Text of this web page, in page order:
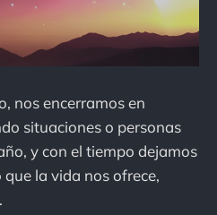
nos encerramos en
situaciones o personas
y con el tiempo dejamos
la vida nos ofrece,